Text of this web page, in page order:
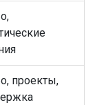
проекты,